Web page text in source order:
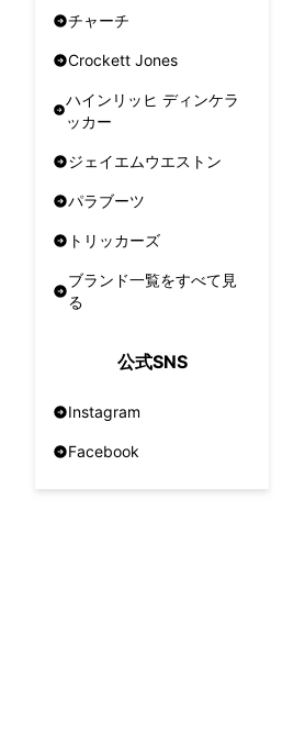
チャーチ
Crockett Jones
ハインリッヒ ディンケラ
ッカー
ジェイエムウエストン
パラブーツ
トリッカーズ
ブランド一覧をすべて見
る
公式SNS
Instagram
Facebook